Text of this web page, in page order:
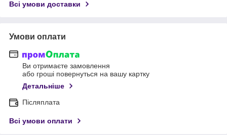
Всі умови доставки
Умови оплати
Ви отримаєте замовлення
або гроші повернуться на вашу картку
Детальніше
Післяплата
Всі умови оплати